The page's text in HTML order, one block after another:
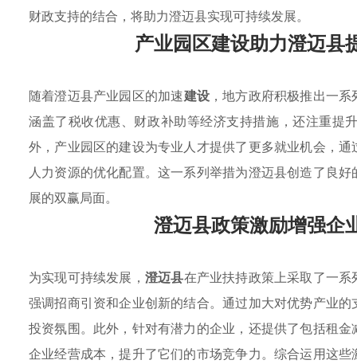
财政支持的结合，将助力澄迈县实现可持续发展。
产业园区建设助力澄迈县
随着澄迈县产业园区的加速建设，地方政府积极推出一系
涵盖了税收优惠、财政补助等经济支持措施，还注重提
外，产业园区的建设为专业人才提供了更多就业机会，通
人力资源的优化配置。这一系列举措为澄迈县创造了良
展的双赢局面。
澄迈县政策激励增强企
为实现可持续发展， 澄迈县在产业扶持政策上采取了一
强调招商引资和企业创新的结合。通过加大对优势产业的
投资氛围。此外，针对有潜力的企业，还提供了包括租
企业经营成本，提升了它们的市场竞争力。综合运用这